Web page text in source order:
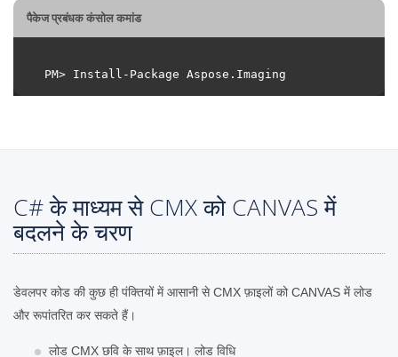
पैकेज प्रबंधक कंसोल कमांड
C# के माध्यम से CMX को CANVAS में
बदलने के चरण
डेवलपर कोड की कुछ ही पंक्तियों में आसानी से CMX फ़ाइलों को CANVAS में लोड
और रूपांतरित कर सकते हैं।
लोड CMX छवि के साथ फ़ाइल। लोड विधि